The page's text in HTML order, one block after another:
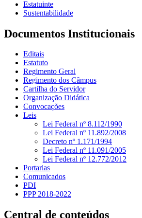
Estatuinte
Sustentabilidade
Documentos Institucionais
Editais
Estatuto
Regimento Geral
Regimento dos Câmpus
Cartilha do Servidor
Organização Didática
Convocações
Leis
Lei Federal nº 8.112/1990
Lei Federal nº 11.892/2008
Decreto nº 1.171/1994
Lei Federal nº 11.091/2005
Lei Federal nº 12.772/2012
Portarias
Comunicados
PDI
PPP 2018-2022
Central de conteúdos